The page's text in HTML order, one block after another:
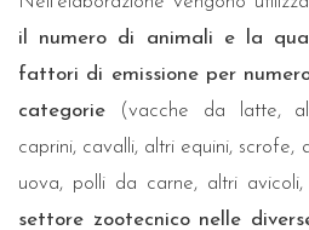
il numero di animali e la
fattori di emissione per
categorie (vacche da latte,
caprini, cavalli, altri equini, scrofe,
uova, polli da carne, altri
settore zootecnico nelle